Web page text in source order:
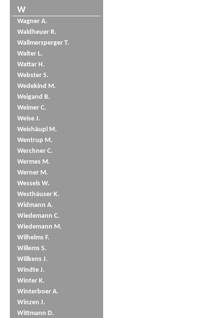
W
Wagner A.
Waldheuer R.
Wallmersperger T.
Walter L.
Wattar H.
Webster S.
Wedekind M.
Weigand B.
Weimer C.
Weise J.
Weishäupl M.
Wentrup M.
Werchner C.
Wermes M.
Werner M.
Wessels W.
Westhäuser K.
Widmann A.
Wiedemann C.
Wiedemann M.
Wilhelms F.
Willems S.
Willkens J.
Windte J.
Winter K.
Winterboer A.
Winzen J.
Wittmann D.